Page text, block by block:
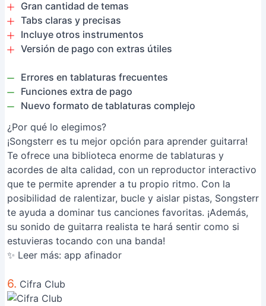
Gran cantidad de temas
Tabs claras y precisas
Incluye otros instrumentos
Versión de pago con extras útiles
Errores en tablaturas frecuentes
Funciones extra de pago
Nuevo formato de tablaturas complejo
¿Por qué lo elegimos?
¡Songsterr es tu mejor opción para aprender guitarra!
Te ofrece una biblioteca enorme de tablaturas y
acordes de alta calidad, con un reproductor interactivo
que te permite aprender a tu propio ritmo. Con la
posibilidad de ralentizar, bucle y aislar pistas, Songsterr
te ayuda a dominar tus canciones favoritas. ¡Además,
su sonido de guitarra realista te hará sentir como si
estuvieras tocando con una banda!
✨ Leer más: app afinador
6. Cifra Club